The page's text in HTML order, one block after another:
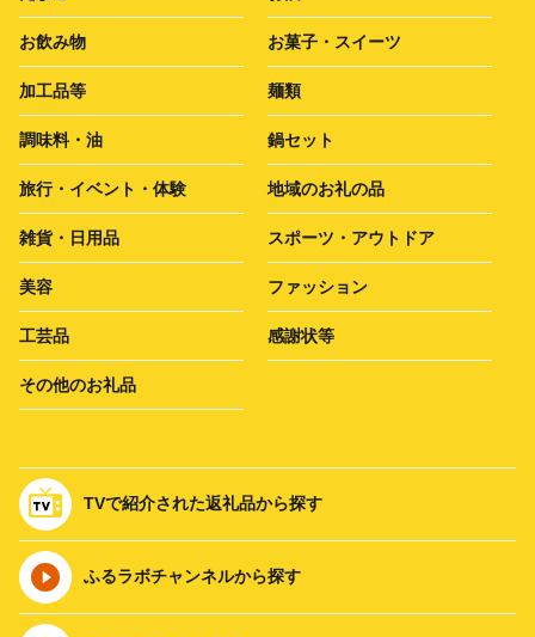
お飲み物 お菓子・スイーツ
加工品等 麺類
調味料・油 鍋セット
旅行・イベント・体験 地域のお礼の品
雑貨・日用品 スポーツ・アウトドア
美容 ファッション
工芸品 感謝状等
その他のお礼品
TVで紹介された返礼品から探す
ふるラボチャンネルから探す